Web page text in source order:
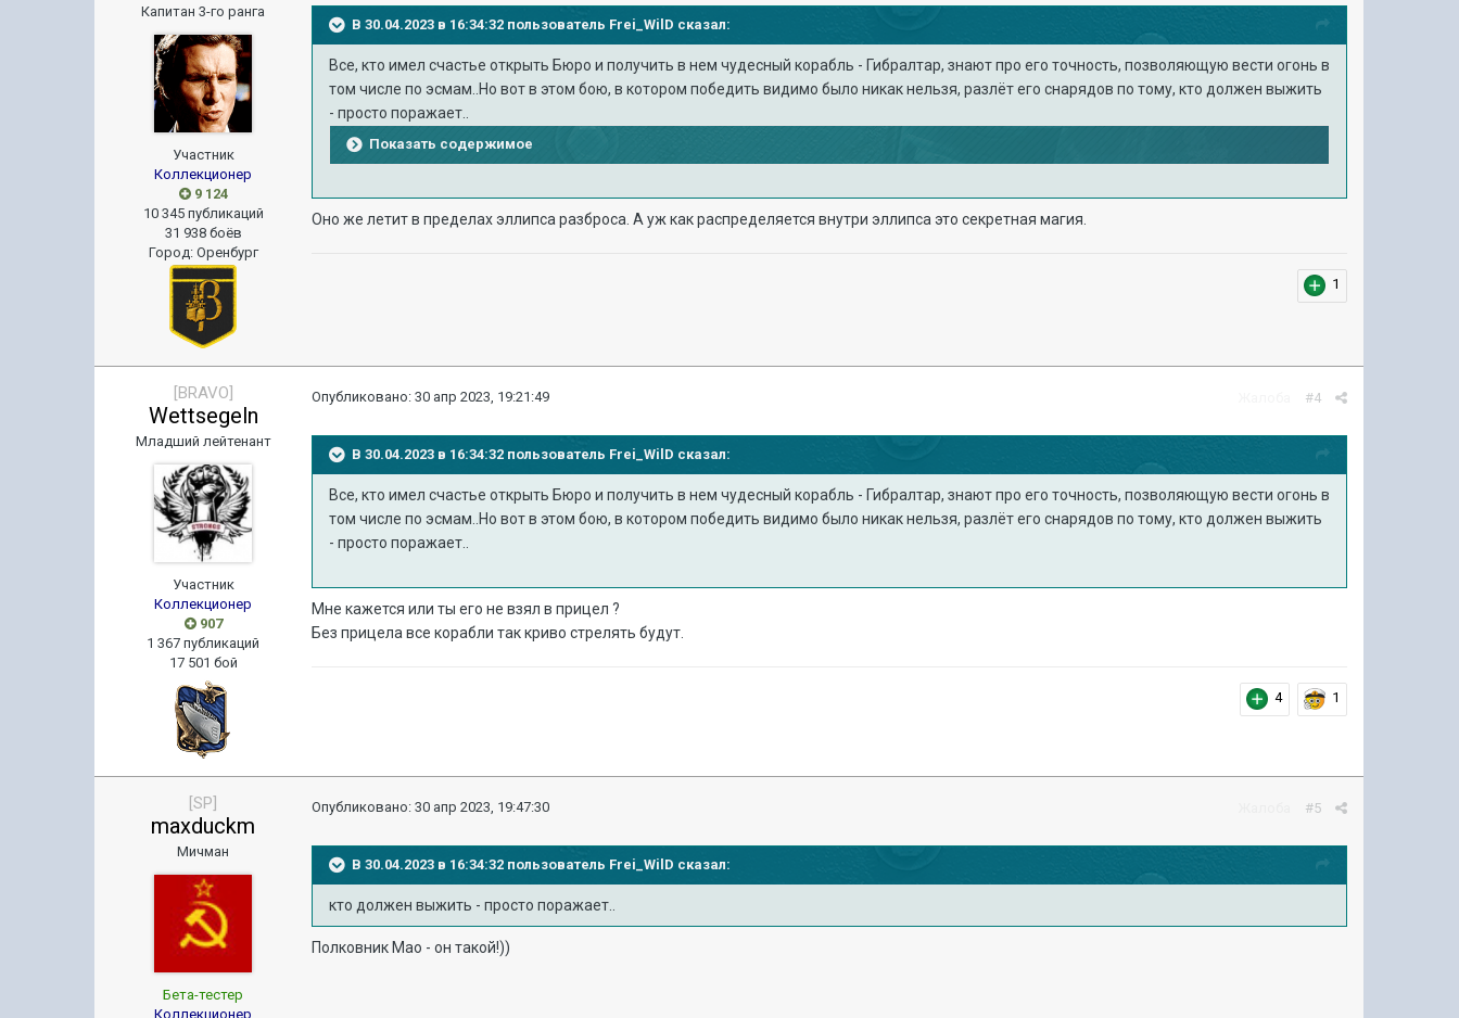
Капитан 3-го ранга
Участник
Коллекционер
9 124
10 345 публикаций
31 938 боёв
Город: Оренбург
В 30.04.2023 в 16:34:32 пользователь Frei_WilD сказал:
Все, кто имел счастье открыть Бюро и получить в нем чудесный корабль - Гибралтар, знают про его точность, позволяющую вести огонь в
том числе по эсмам..Но вот в этом бою, в котором победить видимо было никак нельзя, разлёт его снарядов по тому, кто должен выжить
- просто поражает..
Показать содержимое
Оно же летит в пределах эллипса разброса. А уж как распределяется внутри эллипса это секретная магия.
1
[BRAVO]
Wettsegeln
Младший лейтенант
Участник
Коллекционер
907
1 367 публикаций
17 501 бой
#4
Опубликовано:30 апр 2023, 19:21:49
В 30.04.2023 в 16:34:32 пользователь Frei_WilD сказал:
Все, кто имел счастье открыть Бюро и получить в нем чудесный корабль - Гибралтар, знают про его точность, позволяющую вести огонь в
том числе по эсмам..Но вот в этом бою, в котором победить видимо было никак нельзя, разлёт его снарядов по тому, кто должен выжить
- просто поражает..
Мне кажется или ты его не взял в прицел ?
Без прицела все корабли так криво стрелять будут.
4 1
[SP]
maxduckm
Мичман
Бета-тестер
Коллекционер
#5
Опубликовано:30 апр 2023, 19:47:30
В 30.04.2023 в 16:34:32 пользователь Frei_WilD сказал:
кто должен выжить - просто поражает..
Полковник Мао - он такой!))